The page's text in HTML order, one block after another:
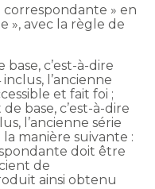
» en
», avec la règle de
c’est-à-dire
l’ancienne
et fait foi ;
base, c’est-à-dire
l’ancienne série
manière suivante :
doit être
de
ainsi obtenu